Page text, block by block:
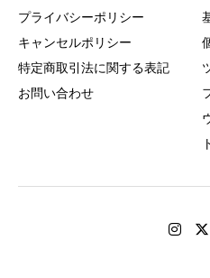
プライバシーポリシー
キャンセルポリシー
特定商取引法に関する表記
お問い合わせ